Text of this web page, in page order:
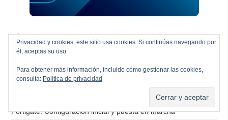
SÍGUEME EN X
Fortigate: Configuración inicial y puesta en marcha
Privacidad y cookies: este sitio usa cookies. Si continúas navegando por
él, aceptas su uso.
Para obtener más información, incluido cómo gestionar las cookies,
consulta: Política de privacidad